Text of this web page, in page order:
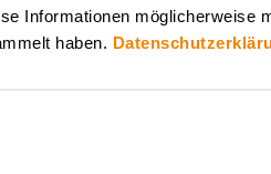
Informationen möglicherweise
haben.